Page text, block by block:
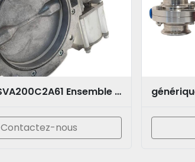
MIX s.r.l. SVA200C2A61 Ensemble vanne papillon avec actionneur pneumatique
Contactez-nous